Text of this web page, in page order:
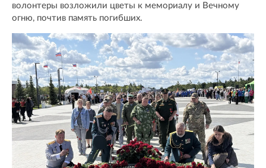
волонтеры возложили цветы к мемориалу и Вечному
огню, почтив память погибших.